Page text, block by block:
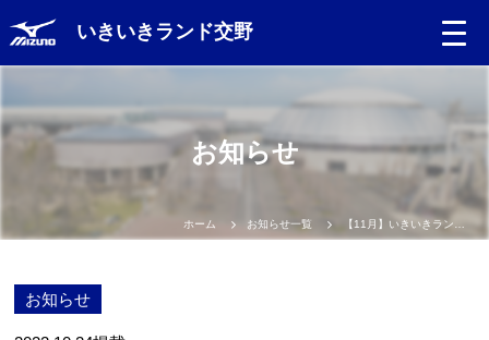
いきいきランド交野
お知らせ
ホーム お知らせ一覧
お知らせ